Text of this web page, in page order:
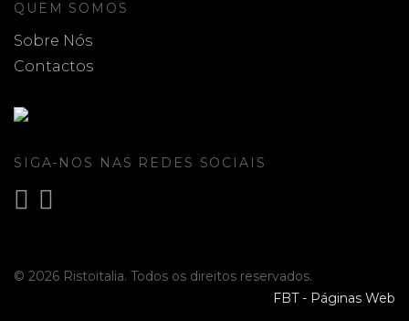
QUEM SOMOS
Sobre Nós
Contactos
SIGA-NOS NAS REDES SOCIAIS
© 2026 Ristoitalia. Todos os direitos reservados.
FBT - Páginas Web